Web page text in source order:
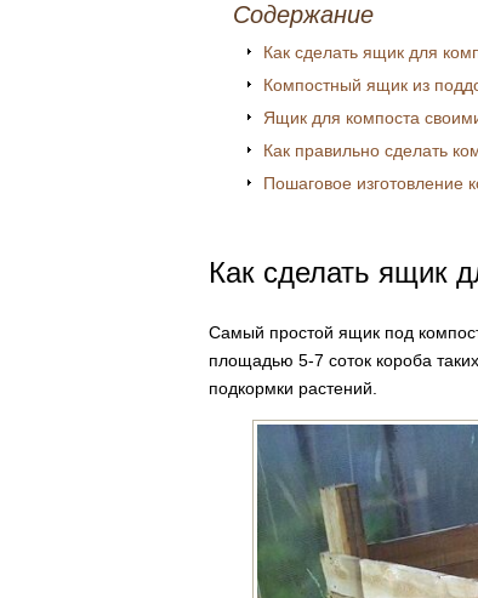
Содержание
Как сделать ящик для
Компостный ящик из
Ящик для компоста
Как правильно сделать
Пошаговое изготовление
Как сделать ящик
Самый простой ящик под
площадью 5-7 соток короба
подкормки растений.